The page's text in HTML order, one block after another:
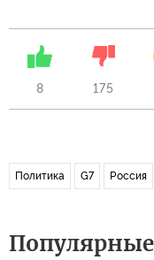
8 175
Политика G7 Россия